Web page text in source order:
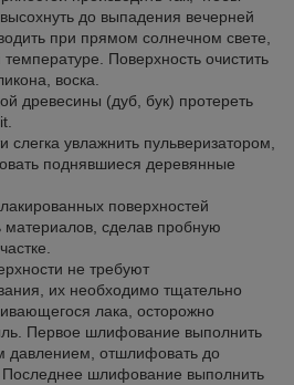
до выпадения вечерней
при прямом солнечном свете,
Поверхность очистить
воска.
древесины (дуб, бук) протереть
увлажнить пульверизатором,
поднявшиеся деревянные
поверхностей
материалов, сделав пробную
не требуют
их необходимо тщательно
лака, осторожно
Первое шлифование выполнить
давлением, отшлифовать до
Последнее шлифование выполнить